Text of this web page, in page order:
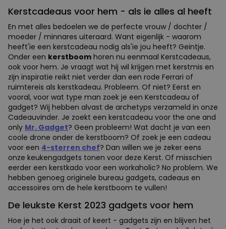
Kerstcadeaus voor hem - als ie alles al heeft
En met alles bedoelen we de perfecte vrouw / dochter /
moeder / minnares uiteraard. Want eigenlijk - waarom
heeft'ie een kerstcadeau nodig als'ie jou heeft? Geintje.
Onder een kerstboom horen nu eenmaal Kerstcadeaus,
ook voor hem. Je vraagt wat hij wil krijgen met kerstmis en
zijn inspiratie reikt niet verder dan een rode Ferrari of
ruimtereis als kerstkadeau. Probleem. Of niet? Eerst en
vooral, voor wat type man zoek je een Kerstcadeau of
gadget? Wij hebben alvast de archetyps verzameld in onze
Cadeauvinder. Je zoekt een kerstcadeau voor the one and
only Mr. Gadget? Geen probleem! Wat dacht je van een
coole drone onder de kerstboom? Of zoek je een cadeau
voor een 4-sterren chef? Dan willen we je zeker eens
onze keukengadgets tonen voor deze Kerst. Of misschien
eerder een kerstkado voor een workaholic? No problem. We
hebben genoeg originele bureau gadgets, cadeaus en
accessoires om de hele kerstboom te vullen!
De leukste Kerst 2023 gadgets voor hem
Hoe je het ook draait of keert - gadgets zijn en blijven het